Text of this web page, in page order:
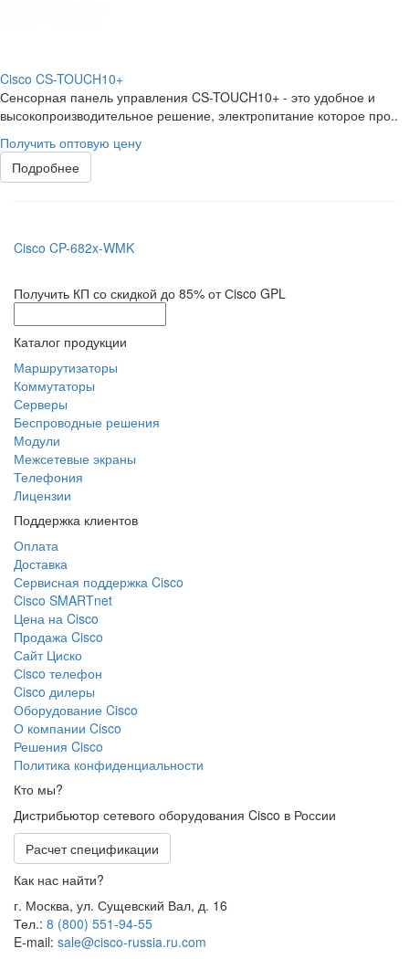
Cisco CS-TOUCH10+
Сенсорная панель управления CS-TOUCH10+ - это удобное и
высокопроизводительное решение, электропитание которое про..
Получить оптовую цену
Подробнее
Cisco CP-682x-WMK
Получить КП со скидкой до 85% от Сisco GPL
Каталог продукции
Маршрутизаторы
Коммутаторы
Серверы
Беспроводные решения
Модули
Межсетевые экраны
Телефония
Лицензии
Поддержка клиентов
Оплата
Доставка
Сервисная поддержка Cisco
Cisco SMARTnet
Цена на Cisco
Продажа Cisco
Сайт Циско
Сisco телефон
Cisco дилеры
Оборудование Cisco
О компании Cisco
Решения Cisco
Политика конфиденциальности
Кто мы?
Дистрибьютор сетевого оборудования Cisco в России
Расчет спецификации
Как нас найти?
г. Москва, ул. Сущевский Вал, д. 16
Тел.: 8 (800) 551-94-55
E-mail: sale@cisco-russia.ru.com